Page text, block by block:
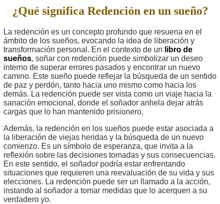
¿Qué significa Redención en un sueño?
La redención es un concepto profundo que resuena en el
ámbito de los sueños, evocando la idea de liberación y
transformación personal. En el contexto de un libro de
sueños, soñar con redención puede simbolizar un deseo
interno de superar errores pasados y encontrar un nuevo
camino. Este sueño puede reflejar la búsqueda de un sentido
de paz y perdón, tanto hacia uno mismo como hacia los
demás. La redención puede ser vista como un viaje hacia la
sanación emocional, donde el soñador anhela dejar atrás
cargas que lo han mantenido prisionero.
Además, la redención en los sueños puede estar asociada a
la liberación de viejas heridas y la búsqueda de un nuevo
comienzo. Es un símbolo de esperanza, que invita a la
reflexión sobre las decisiones tomadas y sus consecuencias.
En este sentido, el soñador podría estar enfrentando
situaciones que requieren una reevaluación de su vida y sus
elecciones. La redención puede ser un llamado a la acción,
instando al soñador a tomar medidas que lo acerquen a su
verdadero yo.